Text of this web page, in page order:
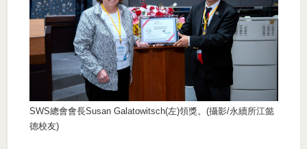
SWS總會會長Susan Galatowitsch(左)領獎。(攝影/永續所江懿
德校友)